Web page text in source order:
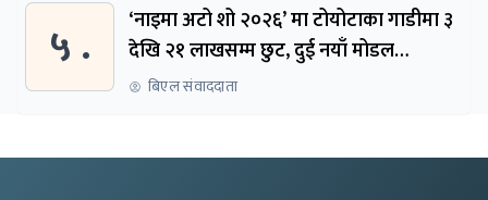
५ .
‘नाइमा अटो शो २०२६’ मा टोयोटाका गाडीमा ३
देखि २१ लाखसम्म छुट, दुई नयाँ मोडल
सार्वजनिक हुने
बिएल संवाददाता